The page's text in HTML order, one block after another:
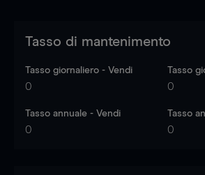
Tasso di mantenimento
Tasso giornaliero - Vendi
0
Tasso
0
Tasso annuale - Vendi
0
Tasso
0